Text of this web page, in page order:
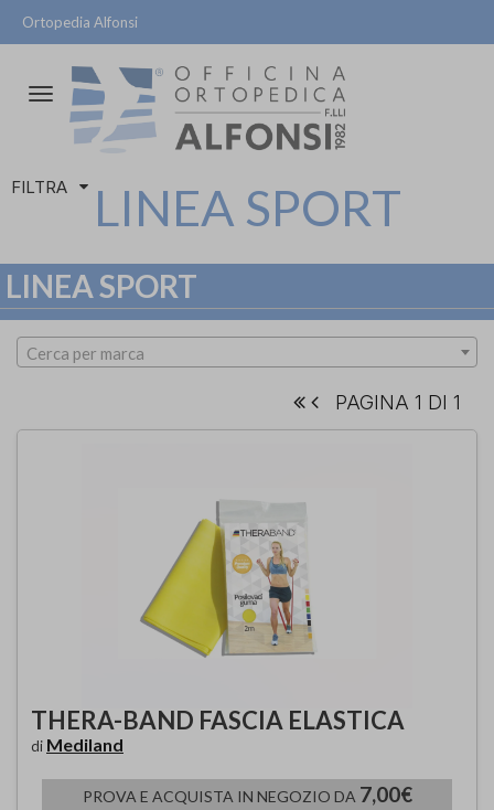
Ortopedia Alfonsi
Attiva/disattiva
navigazione
FILTRA LINEA SPORT
LINEA SPORT
Cerca per marca
PAGINA 1 DI 1
THERA-BAND FASCIA ELASTICA
di Mediland
PROVA E ACQUISTA IN NEGOZIO DA 7,00€